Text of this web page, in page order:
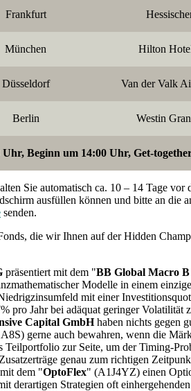
Frankfurt
München Hilton
Düsseldorf Van der Valk
Berlin Westin
Beginn um 14:00 Uhr, Get-
Sie automatisch ca. 10 – 14 Tage
ausfüllen können und bitte an die
senden.
die wir Ihnen auf der Hidden
präsentiert mit dem "BB Global Macro
Modelle in einem
mit einer
pro Jahr bei adäquat geringer Volatilität
Capital GmbHhaben nichts gegen
gerne auch bewahren, wenn die
zur Seite, um der Timing-
genau zum richtigen
dem "OptoFlex" (A1J4YZ) einen
derartigen Strategien oft